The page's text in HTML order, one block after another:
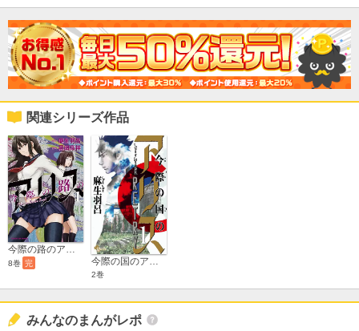
関連シリーズ作品
今際の路のアリス
8巻 完 今際の国のアリス RETRY
2巻
みんなのまんがレポ